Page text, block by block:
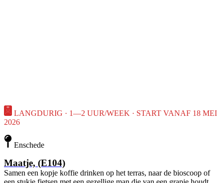
LANGDURIG · 1—2 UUR/WEEK · START VANAF 18 MEI
2026
Enschede
Maatje, (E104)
Samen een kopje koffie drinken op het terras, naar de bioscoop of